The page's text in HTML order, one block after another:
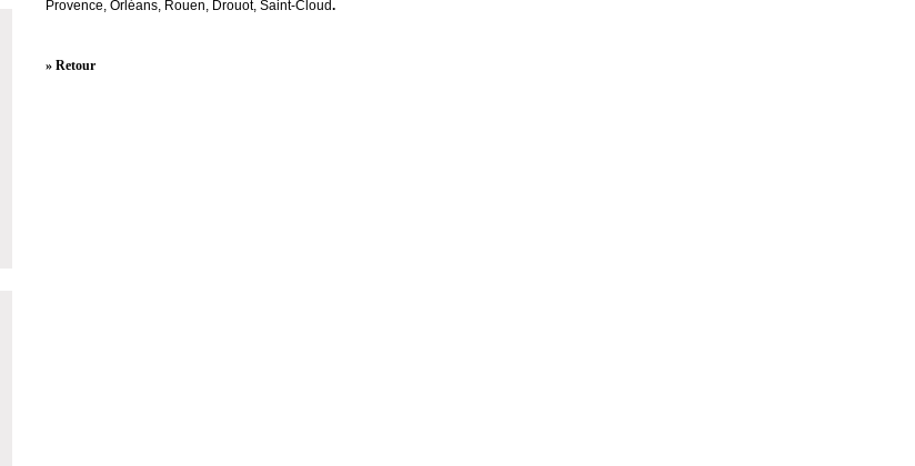
Provence, Orléans, Rouen, Drouot, Saint-Cloud.
» Retour